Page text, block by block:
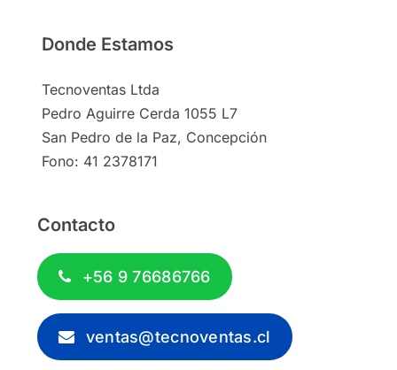
Donde Estamos
Tecnoventas Ltda
Pedro Aguirre Cerda 1055 L7
San Pedro de la Paz, Concepción
Fono: 41 2378171
Contacto
+56 9 76686766
ventas@tecnoventas.cl